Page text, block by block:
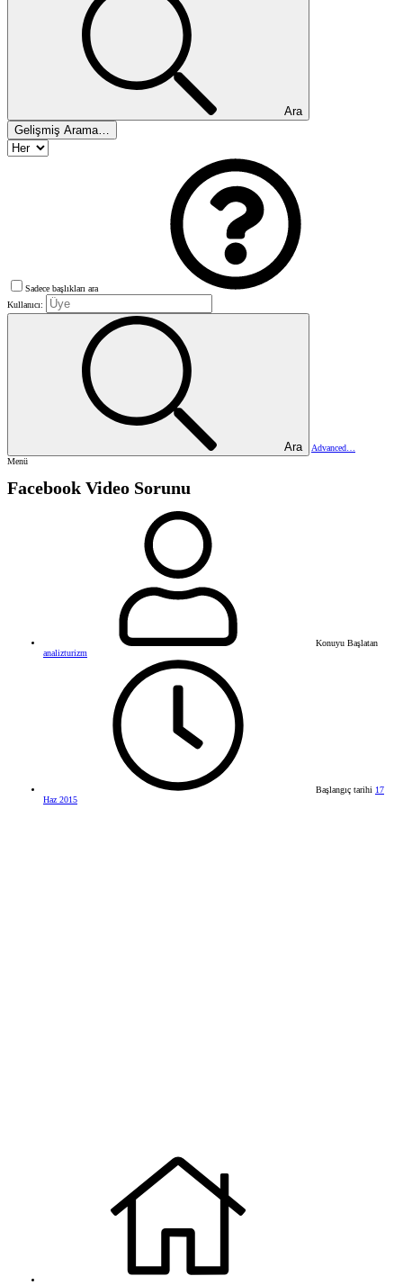
Ara
Gelişmiş Arama…
Sadece başlıkları ara
Kullanıcı:
Ara
Advanced…
Menü
Facebook Video Sorunu
Konuyu Başlatan
analizturizm
Başlangıç tarihi 17
Haz 2015